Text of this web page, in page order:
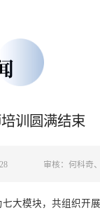
训圆满结束
审核：何科奇
大模块，共组织